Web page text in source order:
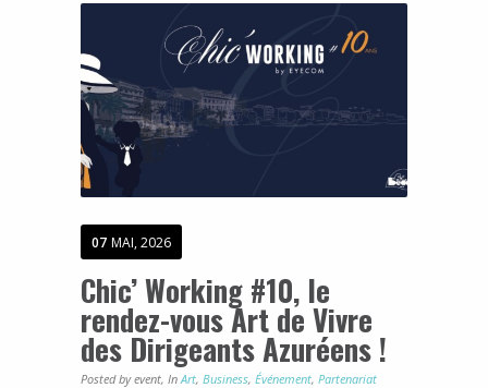
07 MAI, 2026
Chic’ Working #10, le
rendez-vous Art de Vivre
des Dirigeants Azuréens !
Posted by event, In Art, Business, Événement, Partenariat